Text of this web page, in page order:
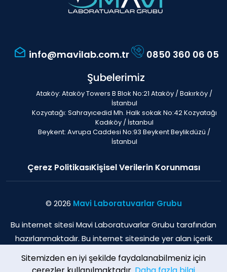
info@mavilab.com.tr 0850 360 06 05
Şubelerimiz
Ataköy: Ataköy Towers B Blok No:21 Ataköy / Bakırköy /
İstanbul
Kozyatağı: Sahrayıcedid Mh. Halk sokak No:42 Kozyatağı
Kadıköy / İstanbul
Beykent: Avrupa Caddesi No:93 Beykent Beylikdüzü /
İstanbul
Çerez PolitikasıKişisel Verilerin Korunması
© 2026 Mavi Laboratuvarlar Grubu
Bu internet sitesi Mavi Laboratuvarlar Grubu tarafından
hazırlanmaktadır. Bu internet sitesinde yer alan içerik
tıbbi öneri verme veya herhangi bir hekim-hasta
Sitemizden en iyi şekilde faydalanabilmeniz için